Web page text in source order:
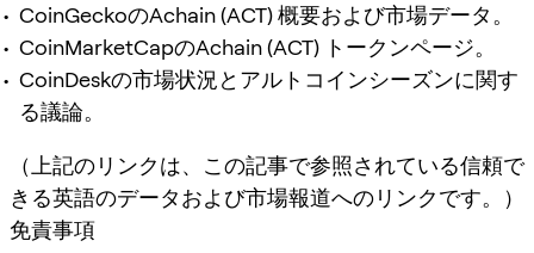
CoinGeckoのAchain (ACT) 概要および市場データ。
CoinMarketCapのAchain (ACT) トークンページ。
CoinDeskの市場状況とアルトコインシーズンに関す
る議論。
（上記のリンクは、この記事で参照されている信頼で
きる英語のデータおよび市場報道へのリンクです。）
免責事項